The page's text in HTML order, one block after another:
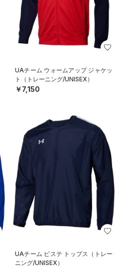
UAチーム ウォームアップ ジャケッ
ト（トレーニング/UNISEX）
￥7,150
UAチーム ピステ トップス（トレー
ニング/UNISEX）